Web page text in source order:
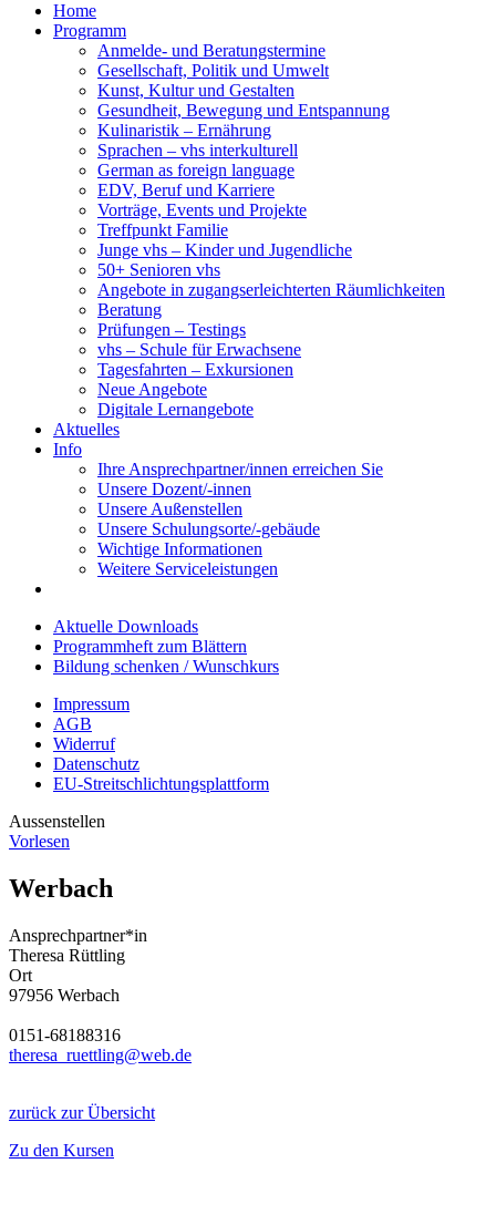
Home
Programm
Anmelde- und Beratungstermine
Gesellschaft, Politik und Umwelt
Kunst, Kultur und Gestalten
Gesundheit, Bewegung und Entspannung
Kulinaristik – Ernährung
Sprachen – vhs interkulturell
German as foreign language
EDV, Beruf und Karriere
Vorträge, Events und Projekte
Treffpunkt Familie
Junge vhs – Kinder und Jugendliche
50+ Senioren vhs
Angebote in zugangserleichterten Räumlichkeiten
Beratung
Prüfungen – Testings
vhs – Schule für Erwachsene
Tagesfahrten – Exkursionen
Neue Angebote
Digitale Lernangebote
Aktuelles
Info
Ihre Ansprechpartner/innen erreichen Sie
Unsere Dozent/-innen
Unsere Außenstellen
Unsere Schulungsorte/-gebäude
Wichtige Informationen
Weitere Serviceleistungen
Aktuelle Downloads
Programmheft zum Blättern
Bildung schenken / Wunschkurs
Impressum
AGB
Widerruf
Datenschutz
EU-Streitschlichtungsplattform
Aussenstellen
Vorlesen
Werbach
Ansprechpartner*in
Theresa Rüttling
Ort
97956 Werbach
0151-68188316
theresa_ruettling@web.de
zurück zur Übersicht
Zu den Kursen